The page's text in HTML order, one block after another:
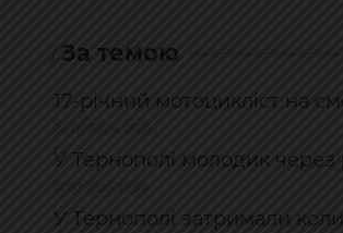
За темою
17-річний мотоцикліст на
У Тернополі молодик
У Тернополі затримали